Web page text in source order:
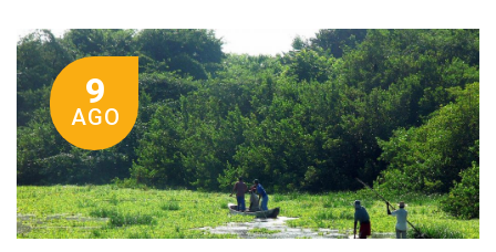
9
AGO